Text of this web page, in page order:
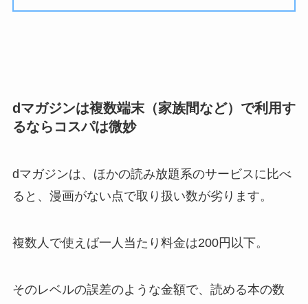
dマガジンは複数端末（家族間など）で利用す
るならコスパは微妙
dマガジンは、ほかの読み放題系のサービスに比べ
ると、漫画がない点で取り扱い数が劣ります。
複数人で使えば一人当たり料金は200円以下。
そのレベルの誤差のような金額で、読める本の数